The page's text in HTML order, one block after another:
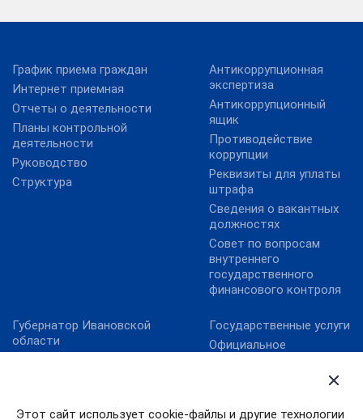
Этот сайт использует cookie-файлы и другие технологии
График приема граждан
Интернет приемная
Отчеты о деятельности
Планы контрольной
деятельности
Руководство
Структура
Антикоррупционная
экспертиза
Антикоррупционный
ящик
Противодействие
коррупции
Реквизиты для уплаты
штрафа
Сведения о вакантных
должностях
Совет по вопросам
внутреннего
государственного
финансового контроля
Губернатор Ивановской
области
Правительство
Государственные услуги
Официальное
портал правовой